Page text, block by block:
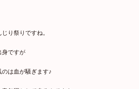
り祭りですね。
身ですが
は血が騒ぎます♪